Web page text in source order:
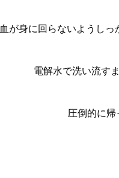
血が身に回らないようし
電解水で洗い流す
圧倒的に帰